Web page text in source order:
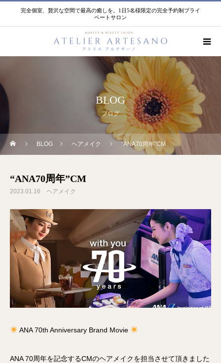
完全個室、贅沢な空間で最高の癒しを。1日5名様限定の完全予約制プライ
ベートサロン
BLOG
ブログ
BLOG ヘアメイク “ANA70周年”CM
“ANA70周年”CM
2023.01.16 ヘアメイク
ANA 70th Anniversary Brand Movie
ANA 70周年を記念するCMのヘアメイクを担当させて頂きました